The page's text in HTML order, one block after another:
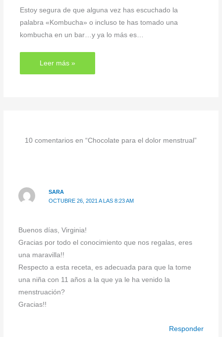
Estoy segura de que alguna vez has escuchado la
palabra «Kombucha» o incluso te has tomado una
kombucha en un bar…y ya lo más es…
Leer más »
10 comentarios en “Chocolate para el dolor menstrual”
SARA
OCTUBRE 26, 2021 A LAS 8:23 AM
Buenos días, Virginia!
Gracias por todo el conocimiento que nos regalas, eres
una maravilla!!
Respecto a esta receta, es adecuada para que la tome
una niña con 11 años a la que ya le ha venido la
menstruación?
Gracias!!
Responder